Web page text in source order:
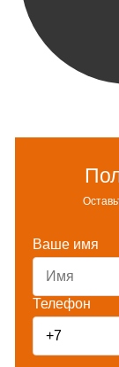
Ваше имя
Телефон